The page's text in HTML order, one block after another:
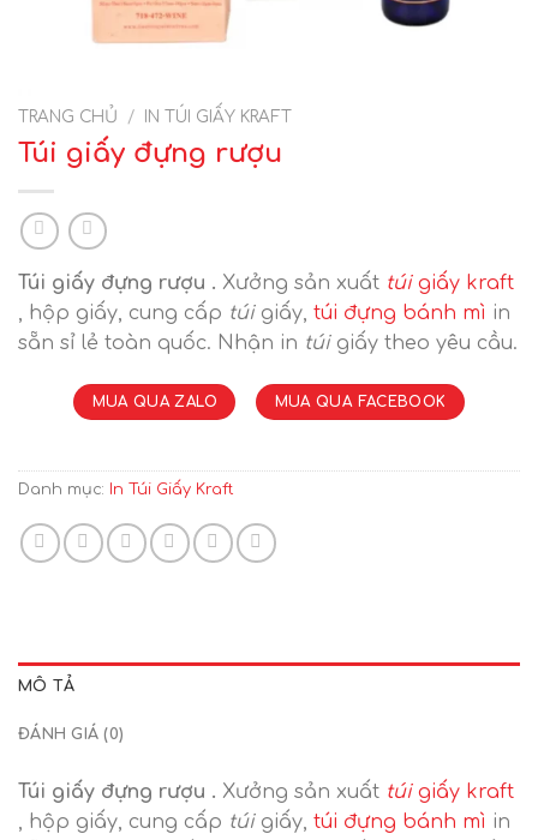
TRANG CHỦ / IN TÚI GIẤY KRAFT
Túi giấy đựng rượu
Túi giấy đựng rượu . Xưởng sản xuất túigiấy kraft
, hộp giấy, cung cấp túigiấy, túi đựng bánh mì in
sẵn sỉ lẻ toàn quốc. Nhận in túigiấy theo yêu cầu.
MUA QUA ZALO MUA QUA FACEBOOK
Danh mục: In Túi Giấy Kraft
MÔ TẢ
ĐÁNH GIÁ (0)
Túi giấy đựng rượu . Xưởng sản xuất túigiấy kraft
, hộp giấy, cung cấp túigiấy, túi đựng bánh mì in